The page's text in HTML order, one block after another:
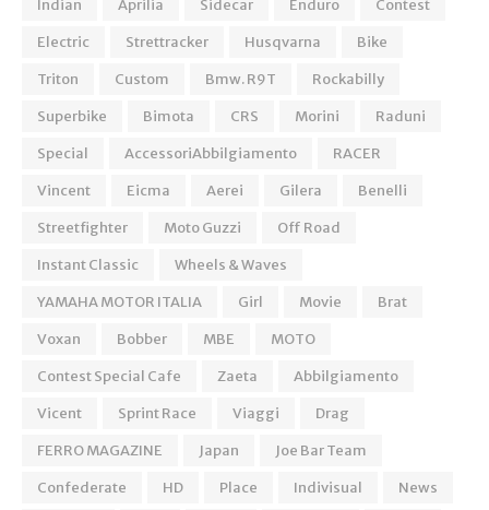
Indian
Aprilia Sidecar Enduro
Contest
Electric
Strettracker Husqvarna
Bike
Triton
Custom Bmw. R9T
Rockabilly
Superbike
Bimota CRS Morini
Raduni
Special
AccessoriAbbilgiamento
RACER
Vincent
Eicma Aerei Gilera
Benelli
Streetfighter
Moto Guzzi
Off Road
Instant Classic
Wheels & Waves
YAMAHA MOTOR ITALIA
Girl Movie
Brat
Voxan
Bobber MBE
MOTO
Contest Special Cafe
Zaeta
Abbilgiamento
Vicent
Sprint Race Viaggi
Drag
FERRO MAGAZINE
Japan
Joe Bar Team
Confederate
HD Place Indivisual
News